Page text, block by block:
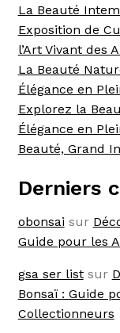
La Beauté
Exposition de
l’Art Vivant des
La Beauté
Élégance en
Explorez la
Élégance en
Beauté, Grand
Derniers
obonsai sur
Guide pour les
gsa ser listsur
Bonsaï : Guide
Collectionneurs